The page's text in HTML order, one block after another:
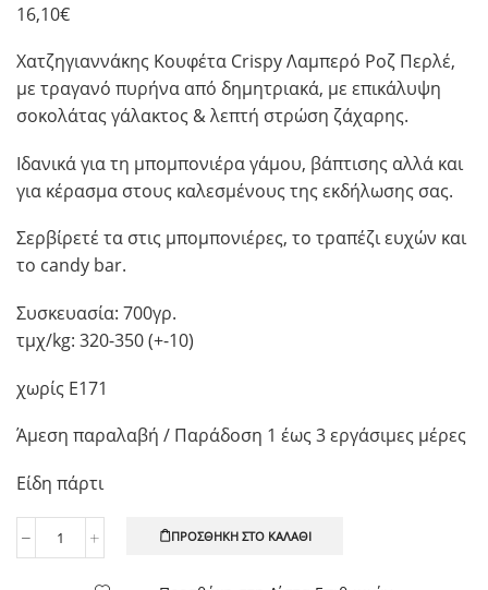
16,10€
Χατζηγιαννάκης Κουφέτα Crispy Λαμπερό Ροζ Περλέ,
με τραγανό πυρήνα από δημητριακά, με επικάλυψη
σοκολάτας γάλακτος & λεπτή στρώση ζάχαρης.
Ιδανικά για τη μπομπονιέρα γάμου, βάπτισης αλλά και
για κέρασμα στους καλεσμένους της εκδήλωσης σας.
Σερβίρετέ τα στις μπομπονιέρες, το τραπέζι ευχών και
το candy bar.
Συσκευασία: 700γρ.
τμχ/kg: 320-350 (+-10)
χωρίς Ε171
Άμεση παραλαβή / Παράδοση 1 έως 3 εργάσιμες μέρες
Είδη πάρτι
Χατζηγιαννάκης
ΠΡΟΣΘΉΚΗ ΣΤΟ ΚΑΛΆΘΙ